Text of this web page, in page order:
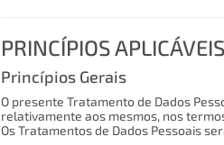
PRINCÍPIOS
Princípios Gerais
O presente Tratamento de Dados
relativamente aos mesmos, nos
Os Tratamentos de Dados Pessoais